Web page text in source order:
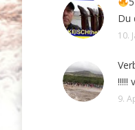
Du
10.
!!!!!
9.